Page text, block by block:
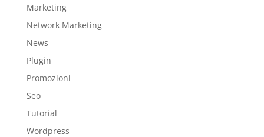
Marketing
Network Marketing
News
Plugin
Promozioni
Seo
Tutorial
Wordpress